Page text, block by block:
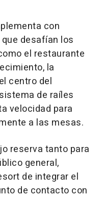
con
desafían los
el restaurante
la
centro del
de raíles
velocidad para
a las mesas.
reserva tanto para
general,
de integrar el
de contacto con